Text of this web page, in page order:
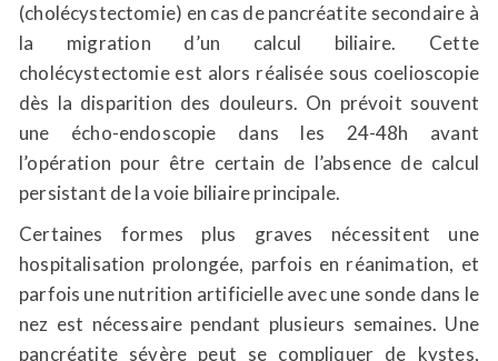
(cholécystectomie) en cas de pancréatite secondaire à
la migration d’un calcul biliaire. Cette
cholécystectomie est alors réalisée sous coelioscopie
dès la disparition des douleurs. On prévoit souvent
une écho-endoscopie dans les 24-48h avant
l’opération pour être certain de l’absence de calcul
persistant de la voie biliaire principale.
Certaines formes plus graves nécessitent une
hospitalisation prolongée, parfois en réanimation, et
parfois une nutrition artificielle avec une sonde dans le
nez est nécessaire pendant plusieurs semaines. Une
pancréatite sévère peut se compliquer de kystes,